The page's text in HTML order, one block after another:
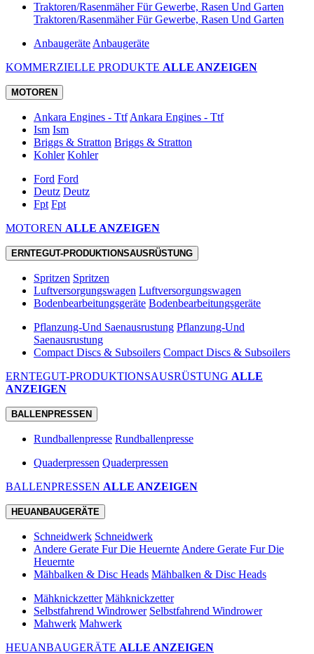
Traktoren/Rasenmäher Für Gewerbe, Rasen Und Garten
Traktoren/Rasenmäher Für Gewerbe, Rasen Und Garten
Anbaugeräte Anbaugeräte
KOMMERZIELLE PRODUKTE ALLE ANZEIGEN
MOTOREN
Ankara Engines - Ttf Ankara Engines - Ttf
Ism Ism
Briggs & Stratton Briggs & Stratton
Kohler Kohler
Ford Ford
Deutz Deutz
Fpt Fpt
MOTOREN ALLE ANZEIGEN
ERNTEGUT-PRODUKTIONSAUSRÜSTUNG
Spritzen Spritzen
Luftversorgungswagen Luftversorgungswagen
Bodenbearbeitungsgeräte Bodenbearbeitungsgeräte
Pflanzung-Und Saenausrustung Pflanzung-Und
Saenausrustung
Compact Discs & Subsoilers Compact Discs & Subsoilers
ERNTEGUT-PRODUKTIONSAUSRÜSTUNG ALLE
ANZEIGEN
BALLENPRESSEN
Rundballenpresse Rundballenpresse
Quaderpressen Quaderpressen
BALLENPRESSEN ALLE ANZEIGEN
HEUANBAUGERÄTE
Schneidwerk Schneidwerk
Andere Gerate Fur Die Heuernte Andere Gerate Fur Die
Heuernte
Mähbalken & Disc Heads Mähbalken & Disc Heads
Mähknickzetter Mähknickzetter
Selbstfahrend Windrower Selbstfahrend Windrower
Mahwerk Mahwerk
HEUANBAUGERÄTE ALLE ANZEIGEN